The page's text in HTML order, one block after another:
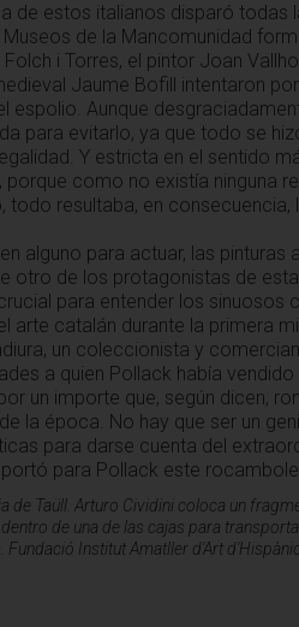
de estos italianos disparó todas
Museos de la Mancomunidad
i Torres, el pintor Joan
Jaume Bofill intentaron
espolio. Aunque
para evitarlo, ya que todo se
Y estricta en el sentido
porque como no existía ninguna
todo resultaba, en consecuencia,
alguno para actuar, las pinturas
otro de los protagonistas de esta
para entender los sinuosos
arte catalán durante la primera
un coleccionista y
a quien Pollack había
un importe que, según dicen,
la época. No hay que ser un
para darse cuenta del
para Pollack este
de Taüll. Arturo Cividini coloca un
de una de las cajas para
Fundació Institut Amatller d'Art d'Hispànic)